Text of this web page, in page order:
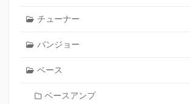
チューナー
バンジョー
ベース
ベースアンプ